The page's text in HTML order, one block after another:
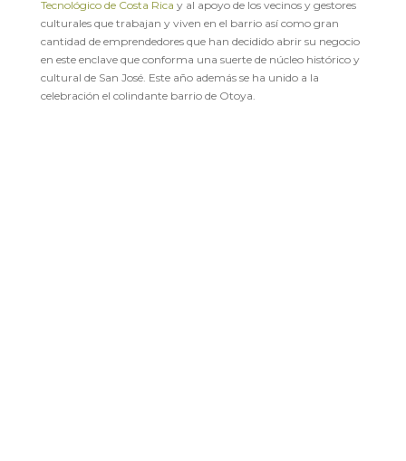
Tecnológico de Costa Rica y al apoyo de los vecinos y gestores
culturales que trabajan y viven en el barrio así como gran
cantidad de emprendedores que han decidido abrir su negocio
en este enclave que conforma una suerte de núcleo histórico y
cultural de San José. Este año además se ha unido a la
celebración el colindante barrio de Otoya.